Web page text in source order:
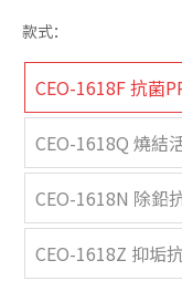
款式：
CEO-1618F 抗菌
CEO-1618Q 燒結
CEO-1618N 除鉛
CEO-1618Z 抑垢